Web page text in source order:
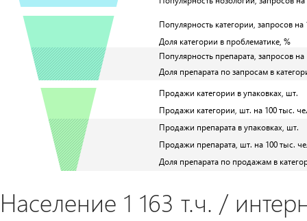
Популярность категории, запросов на
Доля категории в проблематике, %
Популярность препарата, запросов на
Доля препарата по запросам в
Продажи категории в упаковках, шт.
Продажи категории, шт. на 100 тыс.
Продажи препарата в упаковках, шт.
Продажи препарата, шт. на 100 тыс.
Доля препарата по продажам в
Население 1 163 т.ч. /